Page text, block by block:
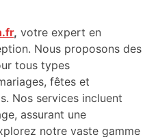
, votre expert en
Nous proposons des
tous types
fêtes et
Nos services incluent
assurant une
notre vaste gamme